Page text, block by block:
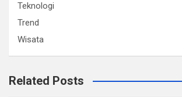
Teknologi
Trend
Wisata
Related Posts